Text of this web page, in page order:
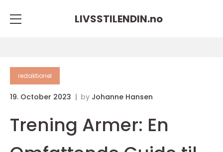
LIVSSTILENDIN.no
redaktionel
19. October 2023 by Johanne Hansen
Trening Armer: En